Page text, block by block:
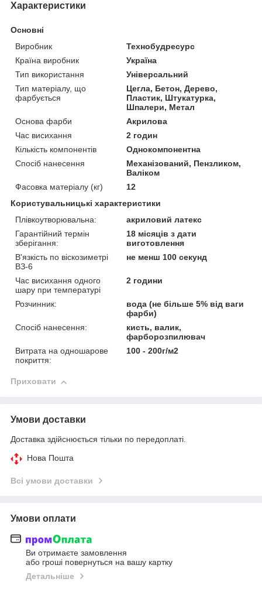
Характеристики
Основні
Виробник
Технобудресурс
Країна виробник
Україна
Тип використання
Універсальний
Тип матеріалу, що
фарбується
Цегла, Бетон, Дерево,
Пластик, Штукатурка,
Шпалери, Метал
Основа фарби
Акрилова
Час висихання
2 годин
Кількість компонентів
Однокомпонентна
Спосіб нанесення
Механізований, Пензликом,
Валіком
Фасовка матеріалу (кг)
12
Користувальницькі характеристики
Плівкоутворювальна:
акриловий латекс
Гарантійний термін
зберігання:
18 місяців з дати
виготовлення
В'язкість по віскозиметрі
ВЗ-6
не менш 100 секунд
Час висихання одного
шару при температурі
2 години
Розчинник:
вода (не більше 5% від ваги
фарби)
Спосіб нанесення:
кисть, валик,
фарборозпилювач
Витрата на одношарове
покриття:
100 - 200г/м2
Приховати
Умови доставки
Доставка здійснюється тільки по передоплаті.
Нова Пошта
Всі умови доставки
Умови оплати
Ви отримаєте замовлення
або гроші повернуться на вашу картку
Детальніше